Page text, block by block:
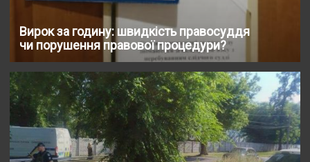
Вирок за годину: швидкість правосуддя
чи порушення правової процедури?